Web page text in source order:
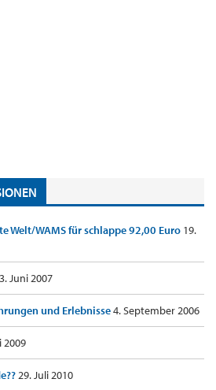
Welt/WAMS für schlappe 92,00 Euro 19.
Juni 2007
und Erlebnisse4. September 2006
2009
29. Juli 2010